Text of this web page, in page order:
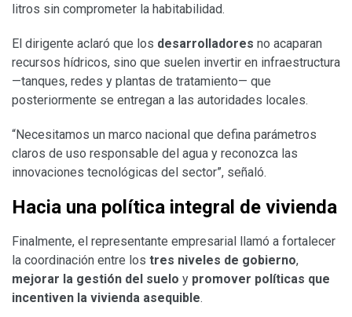
litros sin comprometer la habitabilidad.
El dirigente aclaró que los desarrolladores no acaparan
recursos hídricos, sino que suelen invertir en infraestructura
—tanques, redes y plantas de tratamiento— que
posteriormente se entregan a las autoridades locales.
“Necesitamos un marco nacional que defina parámetros
claros de uso responsable del agua y reconozca las
innovaciones tecnológicas del sector”, señaló.
Hacia una política integral de vivienda
Finalmente, el representante empresarial llamó a fortalecer
la coordinación entre los tres niveles de gobierno,
mejorar la gestión del suelo y promover políticas que
incentiven la vivienda asequible.